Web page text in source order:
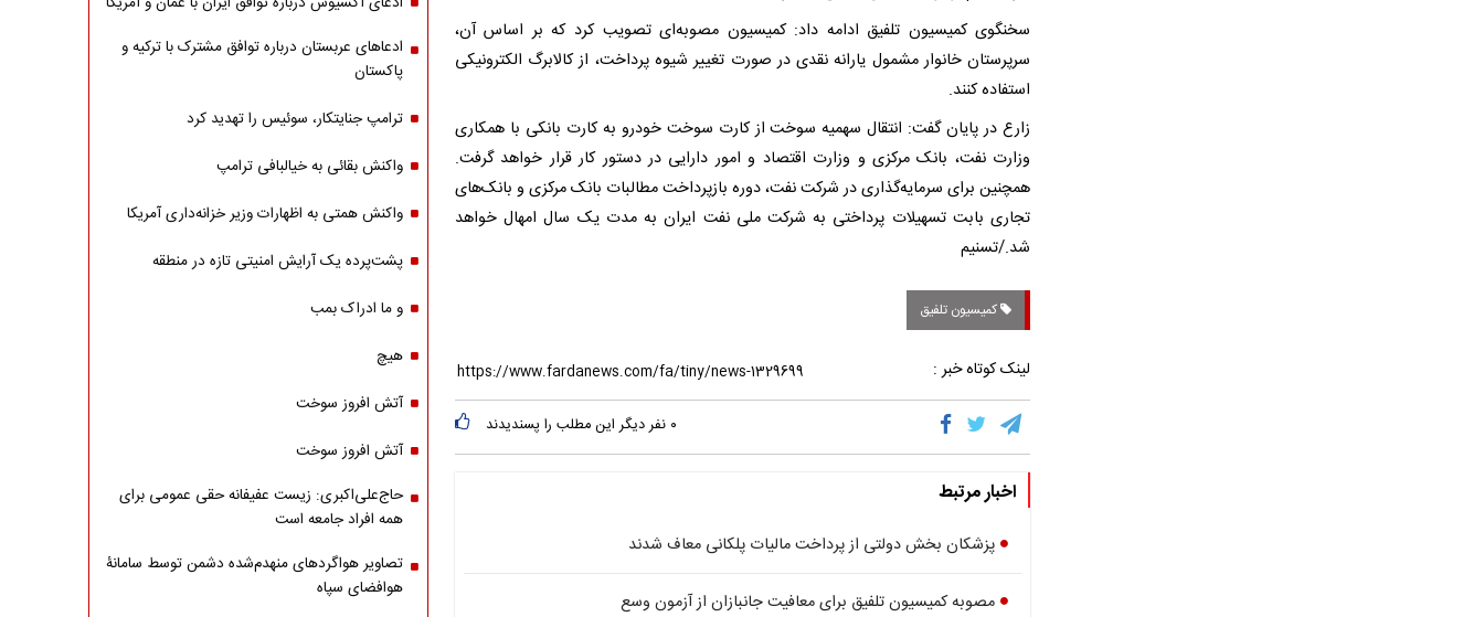
سخنگوی کمیسیون تلفیق ادامه داد: کمیسیون مصوبه‌ای تصویب کرد که بر اساس آن،
سرپرستان خانوار مشمول یارانه نقدی در صورت تغییر شیوه پرداخت، از کالابرگ الکترونیکی
استفاده کنند.
زارع در پایان گفت: انتقال سهمیه سوخت از کارت سوخت خودرو به کارت بانکی با همکاری
وزارت نفت، بانک مرکزی و وزارت اقتصاد و امور دارایی در دستور کار قرار خواهد گرفت.
همچنین برای سرمایه‌گذاری در شرکت نفت، دوره بازپرداخت مطالبات بانک مرکزی و بانک‌های
تجاری بابت تسهیلات پرداختی به شرکت ملی نفت ایران به مدت یک سال امهال خواهد
شد./تسنیم
کمیسیون تلفیق
لینک کوتاه خبر :
۰ نفر دیگر این مطلب را پسندیدند
اخبار مرتبط
پزشکان بخش دولتی از پرداخت مالیات پلکانی معاف شدند
مصوبه کمیسیون تلفیق برای معافیت جانبازان از آزمون وسع
ادعاهای عربستان درباره توافق مشترک با ترکیه و
پاکستان
ترامپ جنایتکار، سوئیس را تهدید کرد
واکنش بقائی به خیالبافی ترامپ
واکنش همتی به اظهارات وزیر خزانه‌داری آمریکا
پشت‌پرده یک آرایش امنیتی تازه در منطقه
و ما ادراک بمب
هیچ
آتش افروز سوخت
آتش افروز سوخت
حاج‌علی‌اکبری: زیست عفیفانه حقی عمومی برای
همه افراد جامعه است
تصاویر هواگردهای منهدم‌شده دشمن توسط سامانۀ
هوافضای سپاه